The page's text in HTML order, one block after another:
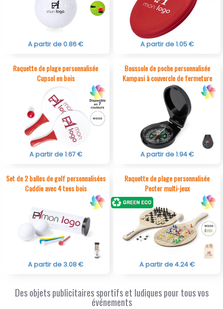
A partir de 0.86 € A partir de 1.05 €
Raquette de plage personnalisée
Cupsol en bois
A partir de 1.67 €
Boussole de poche personnalisée
Kampasi à couvercle de fermeture
A partir de 1.94 €
Set de 2 balles de golf personnalisées
Caddie avec 4 tees bois
A partir de 3.08 €
Raquette de plage personnalisée
Pecter multi-jeux
A partir de 4.24 €
Des objets publicitaires sportifs et ludiques pour tous vos
événements